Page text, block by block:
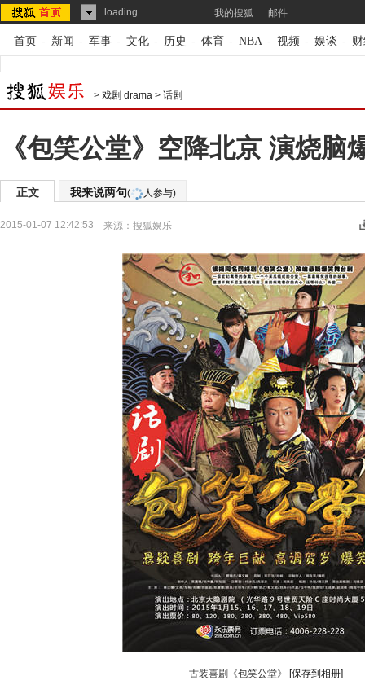
loading... 我的搜狐 邮件
首页 - 新闻 - 军事 - 文化 - 历史 - 体育 - NBA - 视频 - 娱谈 -
> 戏剧 drama > 话剧
《包笑公堂》空降北京 演烧脑
正文 我来说两句( 人参与)
2015-01-07 12:42:53 来源： 搜狐娱乐
古装喜剧《包笑公堂》 [保存到相册]